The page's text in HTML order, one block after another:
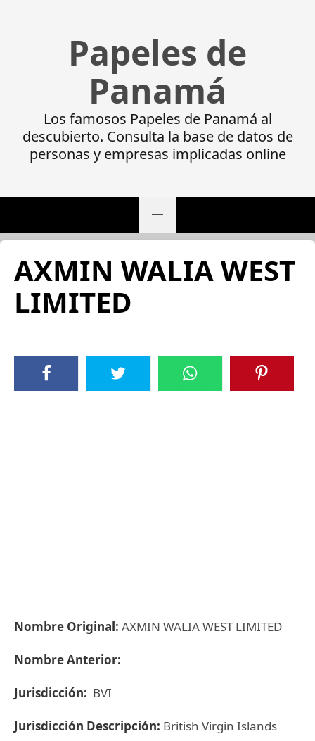
Papeles de
Panamá
Los famosos Papeles de Panamá al
descubierto. Consulta la base de datos de
personas y empresas implicadas online
AXMIN WALIA WEST
LIMITED
Nombre Original: AXMIN WALIA WEST LIMITED
Nombre Anterior:
Jurisdicción: BVI
Jurisdicción Descripción: British Virgin Islands